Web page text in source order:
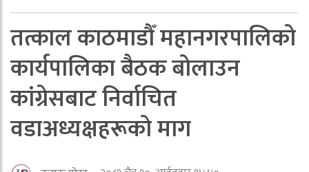
तत्काल काठमाडौँ महानगरपालिको
कार्यपालिका बैठक बोलाउन
कांग्रेसबाट निर्वाचित
वडाअध्यक्षहरूको माग